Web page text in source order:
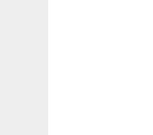
Cette machine
tombent sur le